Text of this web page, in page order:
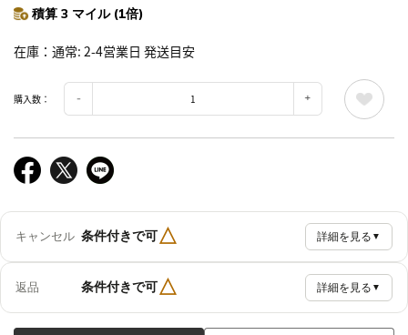
積算 3 マイル (1倍)
在庫 通常: 2-4営業日 発送目安
購入数：
キャンセル 条件付きで可△ 詳細を見る ▼
返品 条件付きで可△ 詳細を見る ▼